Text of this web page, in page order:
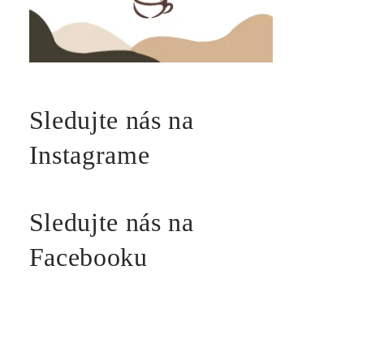
Sledujte nás na
Instagrame
Sledujte nás na
Facebooku